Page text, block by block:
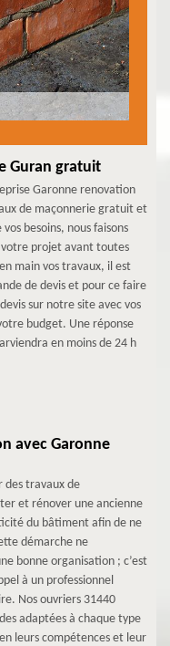
Guran gratuit
Garonne renovation
de maçonnerie gratuit et
besoins, nous faisons
projet avant toutes
main vos travaux, il est
de devis et pour ce faire
sur notre site avec vos
budget. Une réponse
en moins de 24 h
avec Garonne
des travaux de
et rénover une ancienne
du bâtiment afin de ne
démarche ne
bonne organisation ; c’est
à un professionnel
Nos ouvriers 31440
adaptées à chaque type
leurs compétences et leur